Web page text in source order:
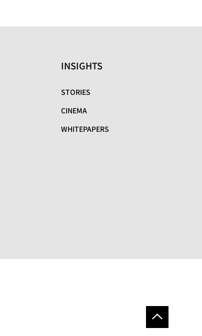
INSIGHTS
STORIES
CINEMA
WHITEPAPERS